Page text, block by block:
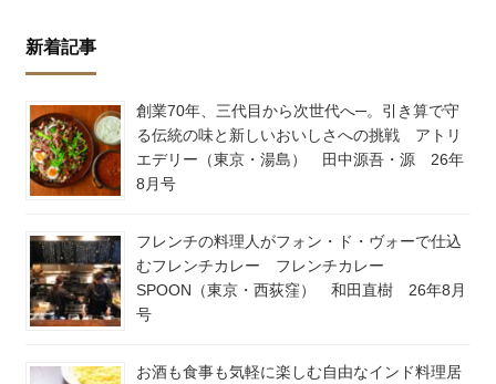
新着記事
創業70年、三代目から次世代へ─。引き算で守
る伝統の味と新しいおいしさへの挑戦 アトリ
エデリー（東京・湯島） 田中源吾・源 26年
8月号
フレンチの料理人がフォン・ド・ヴォーで仕込
むフレンチカレー フレンチカレー
SPOON（東京・西荻窪） 和田直樹 26年8月
号
お酒も食事も気軽に楽しむ自由なインド料理居